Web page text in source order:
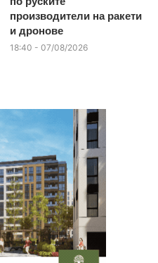
производители на ракети
и дронове
18:40 - 07/08/2026